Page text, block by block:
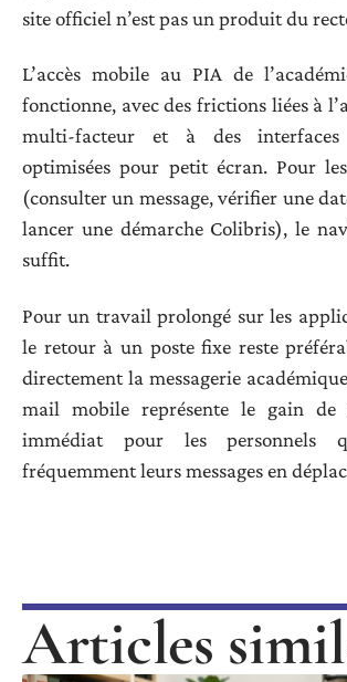
site officiel n’est pas un produit du
L’accès mobile au PIA de
fonctionne, avec des frictions liées à
multi-facteur et à des
optimisées pour petit écran. Pour
(consulter un message, vérifier une
lancer une démarche Colibris), le
suffit.
Pour un travail prolongé sur les
le retour à un poste fixe reste
directement la messagerie
mail mobile représente le gain de
immédiat pour les personnels
fréquemment leurs messages en
Articles